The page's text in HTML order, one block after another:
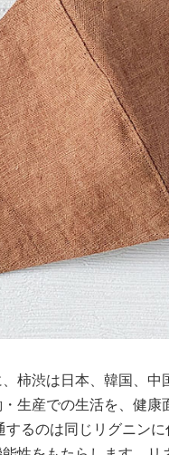
柿渋は日本、韓国、
生産での生活を、健
するのは同じリグニン